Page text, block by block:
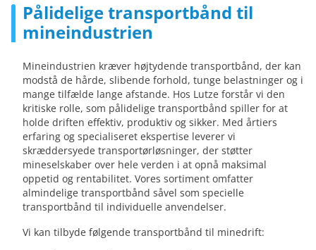
Pålidelige transportbånd til
mineindustrien
Mineindustrien kræver højtydende transportbånd, der kan
modstå de hårde, slibende forhold, tunge belastninger og i
mange tilfælde lange afstande. Hos Lutze forstår vi den
kritiske rolle, som pålidelige transportbånd spiller for at
holde driften effektiv, produktiv og sikker. Med årtiers
erfaring og specialiseret ekspertise leverer vi
skræddersyede transportørløsninger, der støtter
mineselskaber over hele verden i at opnå maksimal
oppetid og rentabilitet. Vores sortiment omfatter
almindelige transportbånd såvel som specielle
transportbånd til individuelle anvendelser.
Vi kan tilbyde følgende transportbånd til minedrift: